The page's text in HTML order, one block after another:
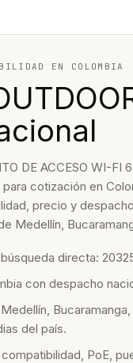
EN COLOMBIA
DE ACCESO WI-FI
cotización en
precio y
Medellín,
directa:
con despacho
del país.
PoE,